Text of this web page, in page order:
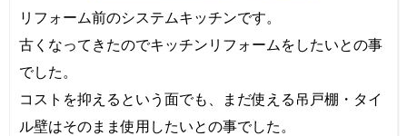
リフォーム前のシステムキッチンです。
古くなってきたのでキッチンリフォームをしたいとの事
でした。
コストを抑えるという面でも、まだ使える吊戸棚・タイ
ル壁はそのまま使用したいとの事でした。